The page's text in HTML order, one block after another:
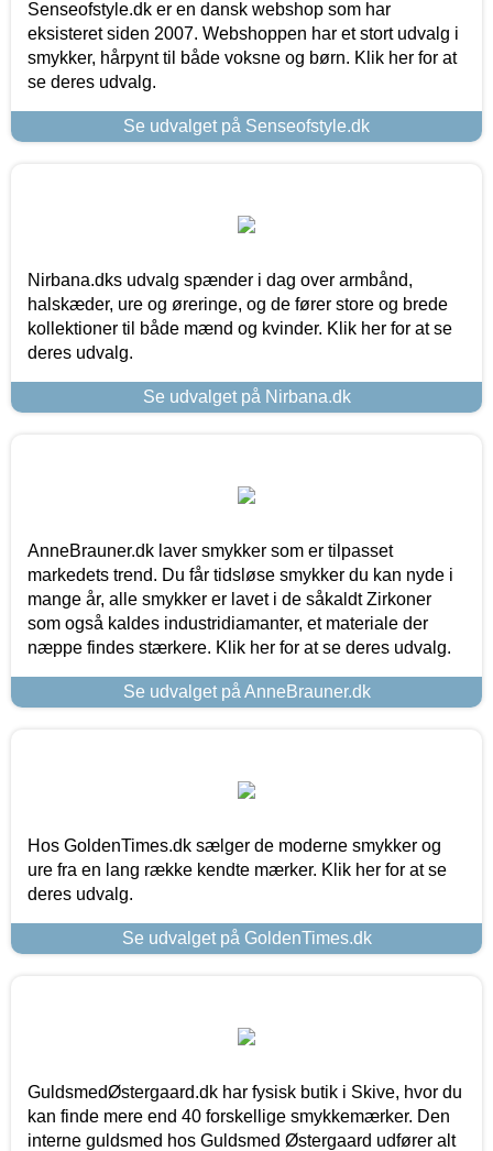
Senseofstyle.dk er en dansk webshop som har
eksisteret siden 2007. Webshoppen har et stort udvalg i
smykker, hårpynt til både voksne og børn. Klik her for at
se deres udvalg.
Se udvalget på Senseofstyle.dk
Nirbana.dks udvalg spænder i dag over armbånd,
halskæder, ure og øreringe, og de fører store og brede
kollektioner til både mænd og kvinder. Klik her for at se
deres udvalg.
Se udvalget på Nirbana.dk
AnneBrauner.dk laver smykker som er tilpasset
markedets trend. Du får tidsløse smykker du kan nyde i
mange år, alle smykker er lavet i de såkaldt Zirkoner
som også kaldes industridiamanter, et materiale der
næppe findes stærkere. Klik her for at se deres udvalg.
Se udvalget på AnneBrauner.dk
Hos GoldenTimes.dk sælger de moderne smykker og
ure fra en lang række kendte mærker. Klik her for at se
deres udvalg.
Se udvalget på GoldenTimes.dk
GuldsmedØstergaard.dk har fysisk butik i Skive, hvor du
kan finde mere end 40 forskellige smykkemærker. Den
interne guldsmed hos Guldsmed Østergaard udfører alt